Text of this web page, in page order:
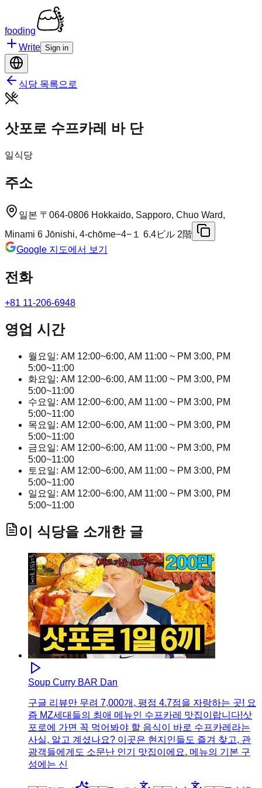
fooding
Write Sign in
식당 목록으로
삿포로 수프카레 바 단
일식당
주소
일본 〒064-0806 Hokkaido, Sapporo, Chuo Ward,
Minami 6 Jōnishi, 4-chōme−4−１ 6.4ビル 2階
Google 지도에서 보기
전화
+81 11-206-6948
영업 시간
월요일: AM 12:00~6:00, AM 11:00 ~ PM 3:00, PM
5:00~11:00
화요일: AM 12:00~6:00, AM 11:00 ~ PM 3:00, PM
5:00~11:00
수요일: AM 12:00~6:00, AM 11:00 ~ PM 3:00, PM
5:00~11:00
목요일: AM 12:00~6:00, AM 11:00 ~ PM 3:00, PM
5:00~11:00
금요일: AM 12:00~6:00, AM 11:00 ~ PM 3:00, PM
5:00~11:00
토요일: AM 12:00~6:00, AM 11:00 ~ PM 3:00, PM
5:00~11:00
일요일: AM 12:00~6:00, AM 11:00 ~ PM 3:00, PM
5:00~11:00
이 식당을 소개한 글
Soup Curry BAR Dan
구글 리뷰만 무려 7,000개, 평점 4.7점을 자랑하는 곳! 요
즘 MZ세대들의 최애 메뉴인 수프카레 맛집이랍니다!삿
포로에 가면 꼭 먹어봐야 할 음식이 바로 수프카레라는
사실, 알고 계셨나요? 이곳은 현지인들도 즐겨 찾고, 관
광객들에게도 소문난 인기 맛집이에요. 메뉴의 기본 구
성에는 신